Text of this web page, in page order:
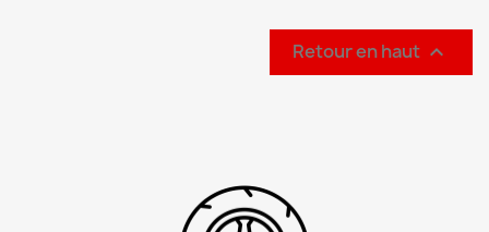
Retour en haut 